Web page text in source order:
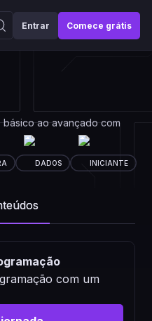
Entrar Comece grátis
ao avançado com
DADOS INICIANTE
com um